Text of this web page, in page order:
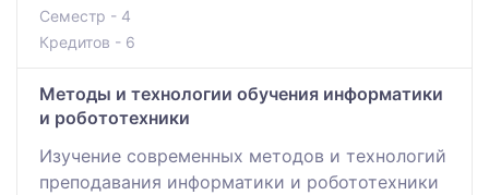
Семестр - 4
Кредитов - 6
Методы и технологии обучения информатики
и робототехники
Изучение современных методов и технологий
преподавания информатики и робототехники